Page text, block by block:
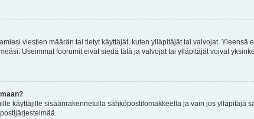
viestien määrän tai tietyt käyttäjät, kuten ylläpitäjät tai valvojat.
Useimmat foorumit eivät siedä tätä ja valvojat tai ylläpitäjät voivat
käyttäjille sisäänrakennetulla sähköpostilomakkeella ja vain jos ylläpitäjä